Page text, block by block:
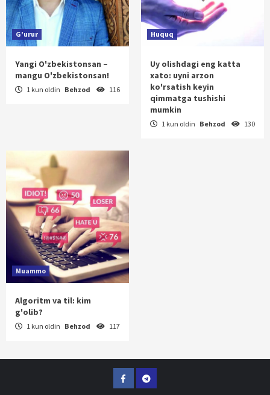
G'urur
Yangi O'zbekistonsan –
mangu O'zbekistonsan!
1 kun oldin Behzod 116
Huquq
Uy olishdagi eng katta
xato: uyni arzon
ko'rsatish keyin
qimmatga tushishi
mumkin
1 kun oldin Behzod 130
Muammo
Algoritm va til: kim
g'olib?
1 kun oldin Behzod 117
FacebookTelegram